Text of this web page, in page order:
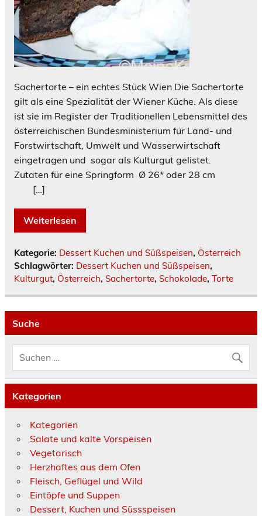
Sachertorte – ein echtes Stück Wien Die Sachertorte
gilt als eine Spezialität der Wiener Küche. Als diese
ist sie im Register der Traditionellen Lebensmittel des
österreichischen Bundesministerium für Land- und
Forstwirtschaft, Umwelt und Wasserwirtschaft
eingetragen und sogar als Kulturgut gelistet.
Zutaten für eine Springform Ø 26* oder 28 cm
[…]
Weiterlesen
Kategorie: Dessert Kuchen und Süßspeisen, Österreich
Schlagwörter: Dessert Kuchen und Süßspeisen,
Kulturgut, Österreich, Sachertorte, Schokolade, Torte
Suche
Kategorien
Kategorien
Salate und kalte Vorspeisen
Vegetarisch
Herzhaftes aus dem Ofen
Fleisch, Geflügel und Wild
Eintöpfe und Suppen
Dessert, Kuchen und Süssspeisen